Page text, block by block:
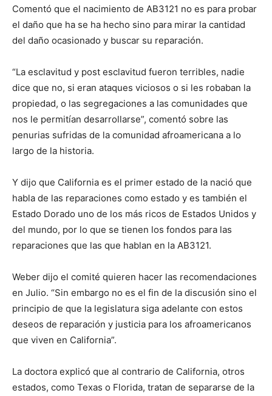
Comentó que el nacimiento de AB3121 no es para probar
el daño que ha se ha hecho sino para mirar la cantidad
del daño ocasionado y buscar su reparación.
“La esclavitud y post esclavitud fueron terribles, nadie
dice que no, si eran ataques viciosos o si les robaban la
propiedad, o las segregaciones a las comunidades que
nos le permitían desarrollarse”, comentó sobre las
penurias sufridas de la comunidad afroamericana a lo
largo de la historia.
Y dijo que California es el primer estado de la nació que
habla de las reparaciones como estado y es también el
Estado Dorado uno de los más ricos de Estados Unidos y
del mundo, por lo que se tienen los fondos para las
reparaciones que las que hablan en la AB3121.
Weber dijo el comité quieren hacer las recomendaciones
en Julio. “Sin embargo no es el fin de la discusión sino el
principio de que la legislatura siga adelante con estos
deseos de reparación y justicia para los afroamericanos
que viven en California”.
La doctora explicó que al contrario de California, otros
estados, como Texas o Florida, tratan de separarse de la